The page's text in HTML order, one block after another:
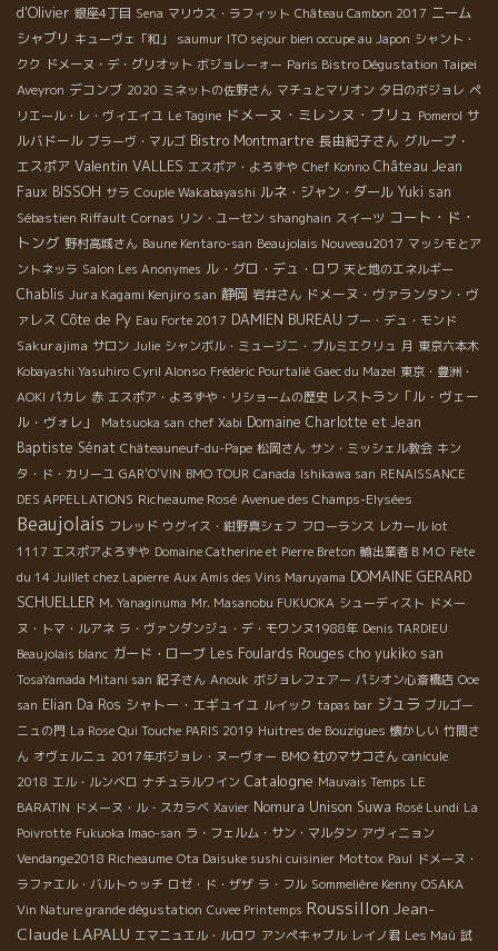
d'Olivier 銀座4丁目 Sena マリウス・ラフィット Château Cambon 2017 ニーム
シャブリ キューヴェ「和」 saumur ITO sejour bien occupe au Japon シャント・
クク ドメーヌ・デ・グリオット ボジョレーォー Paris Bistro Dégustation Taipei
Aveyron デコンブ 2020 ミネットの佐野さん マチュとマリオン 夕日のボジョレ ペ
リエール・レ・ヴィエイユ Le Tagine ドメーヌ・ミレンヌ・ブリュ Pomerol サ
ルバドール ブラーヴ・マルゴ Bistro Montmartre 長由紀子さん グループ・
エスポア Valentin VALLES エスポア・よろずや Chef Konno Château Jean
Faux BISSOH サラ Couple Wakabayashi ルネ・ジャン・ダール Yuki san
Sébastien Riffault Cornas リン・ユーセン shanghain スイーツ コート・ド・
トング 野村高城さん Baune Kentaro-san Beaujolais Nouveau2017 マッシモとア
ントネッラ Salon Les Anonymes ル・グロ・デュ・ロワ 天と地のエネルギー
Chablis Jura Kagami Kenjiro san 静岡 岩井さん ドメーヌ・ヴァランタン・ヴ
ァレス Côte de Py Eau Forte 2017 DAMIEN BUREAU ブー・デュ・モンド
Sakurajima サロン Julie シャンボル・ミュージニ・プルミエクリュ 月 東京六本木
Kobayashi Yasuhiro Cyril Alonso Frédéric Pourtalié Gaec du Mazel 東京・豊洲・
AOKI パカレ 赤 エスポア・よろずや・リショームの歴史 レストラン「ル・ヴェー
ル・ヴォレ」
Matsuoka san chef Xabi Domaine Charlotte et Jean
Baptiste Sénat Châteauneuf-du-Pape 松岡さん サン・ミッシェル教会 キン
タ・ド・カリーユ GAR'O'VIN BMO TOUR Canada Ishikawa san RENAISSANCE
DES APPELLATIONS Richeaume Rosé Avenue des Champs-Elysées
Beaujolais フレッド ウグイス・紺野真シェフ フローランス レカール lot
1117 エスポアよろずや Domaine Catherine et Pierre Breton 輸出業者ＢＭＯ Fête
du 14 Juillet chez Lapierre Aux Amis des Vins Maruyama DOMAINE GERARD
SCHUELLER M. Yanaginuma Mr. Masanobu FUKUOKA シューディスト ドメー
ヌ・トマ・ルアネ ラ・ヴァンダンジュ・デ・モワンヌ1988年 Denis TARDIEU
Beaujolais blanc ガード・ローブ Les Foulards Rouges cho yukiko san
TosaYamada Mitani san 紀子さん Anouk ボジョレフェアー パシオン心斎橋店 Ooe
san Elian Da Ros シャトー・エギュイユ ルイック tapas bar ジュラ ブルゴー
ニュの門 La Rose Qui Touche PARIS 2019 Huitres de Bouzigues 懐かしい 竹間さ
ん オヴェルニュ 2017年ボジョレ・ヌーヴォー BMO 社のマサコさん canicule
2018 エル・ルンベロ ナチュラルワイン Catalogne Mauvais Temps LE
BARATIN ドメーヌ・ル・スカラベ Xavier Nomura Unison Suwa Rosé Lundi La
Poivrotte Fukuoka Imao-san ラ・フェルム・サン・マルタン アヴィニョン
Vendange2018 Richeaume Ota Daisuke sushi cuisinier Mottox Paul ドメーヌ・
ラファエル・バルトゥッチ ロゼ・ド・ザザ ラ・フル Sommelière Kenny OSAKA
Vin Nature grande dégustation Cuvee Printemps Roussillon Jean-
Claude LAPALU エマニュエル・ルロワ アンペキャブル レイノ君 Les Maù 試